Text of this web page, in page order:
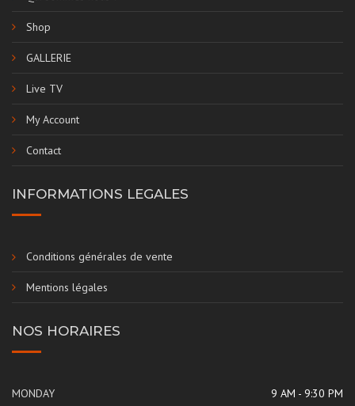
Shop
GALLERIE
Live TV
My Account
Contact
INFORMATIONS LEGALES
Conditions générales de vente
Mentions légales
NOS HORAIRES
MONDAY 9 AM - 9:30 PM